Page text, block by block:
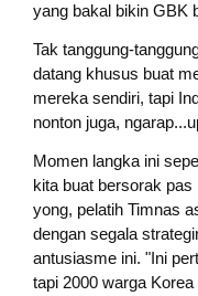
yang bakal bikin GBK
Tak tanggung-
datang khusus buat
mereka sendiri, tapi
nonton juga,
Momen langka ini
kita buat bersorak
yong, pelatih Timnas
dengan segala
antusiasme ini. "Ini
tapi 2000 warga